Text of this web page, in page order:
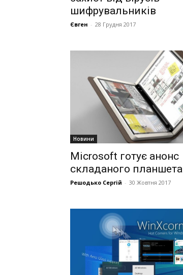
шифрувальників
Євген - 28 Грудня 2017
Новини
Microsoft готує анонс
складаного планшета
Решодько Сергій - 30 Жовтня 2017